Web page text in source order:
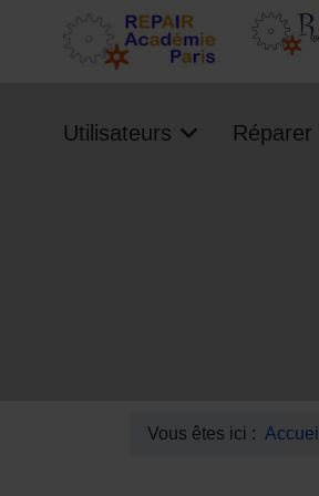
Utilisateurs Réparer
Vous êtes ici : Accueil